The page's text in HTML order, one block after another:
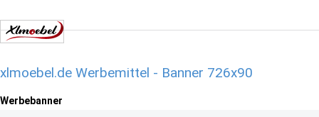
xlmoebel.de Werbemittel - Banner 726x90
Werbebanner